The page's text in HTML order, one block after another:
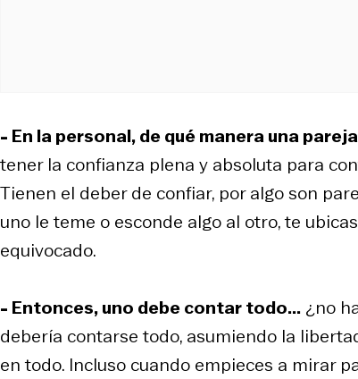
- En la personal, de qué manera una
tener la confianza plena y absoluta para
Tienen el deber de confiar, por algo son
uno le teme o esconde algo al otro, te
equivocado.
- Entonces, uno debe contar todo... ¿no
debería contarse todo, asumiendo la
en todo. Incluso cuando empieces a mirar